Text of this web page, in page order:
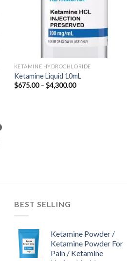
KETAMINE HYDROCHLORIDE
Ketamine Liquid 10mL
$675.00 – $4,300.00价
BEST SELLING
Ketamine Powder /
Ketamine Powder For
Pain / Ketamine